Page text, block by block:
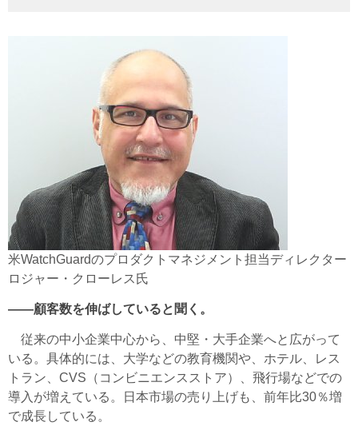
米WatchGuardのプロダクトマネジメント担当ディレクター
ロジャー・クローレス氏
――顧客数を伸ばしていると聞く。
従来の中小企業中心から、中堅・大手企業へと広がって
いる。具体的には、大学などの教育機関や、ホテル、レス
トラン、CVS（コンビニエンスストア）、飛行場などでの
導入が増えている。日本市場の売り上げも、前年比30％増
で成長している。